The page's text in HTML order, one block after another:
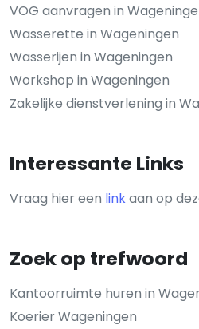
VOG aanvragen in
Wasserette in Wageningen
Wasserijen in Wageningen
Workshop in Wageningen
Zakelijke dienstverlening in
Interessante Links
Vraag hier een linkaan op
Zoek op trefwoord
Kantoorruimte huren in
Koerier Wageningen